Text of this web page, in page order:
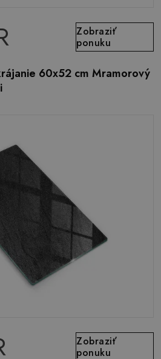
Zobraziť
ponuku
60x52 cm Mramorový
Zobraziť
ponuku